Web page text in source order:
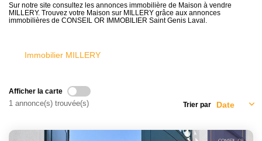
LOCATIONS
ESTIMATION
NOTRE AGENCE
Sur notre site consultez les annonces immobilière de Maison à vendre
MILLERY. Trouvez votre Maison sur MILLERY grâce aux annonces
immobilières de CONSEIL OR IMMOBILIER Saint Genis Laval.
Immobilier MILLERY
Afficher la carte
1 annonce(s) trouvée(s) Trier par